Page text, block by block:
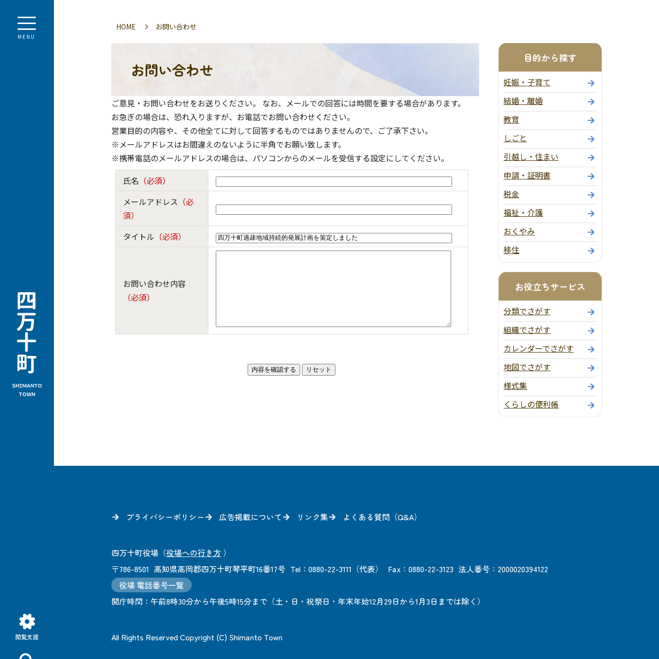
MENU
閲覧支援
HOME お問い合わせ
お問い合わせ
ご意見・お問い合わせをお送りください。 なお、メールでの回答には時間を要する場合があります。
お急ぎの場合は、恐れ入りますが、お電話でお問い合わせください。
営業目的の内容や、その他全てに対して回答するものではありませんので、ご了承下さい。
※メールアドレスはお間違えのないように半角でお願い致します。
※携帯電話のメールアドレスの場合は、パソコンからのメールを受信する設定にしてください。
氏名 （必須）
メールアドレス （必
須）
タイトル （必須）
お問い合わせ内容
（必須）
目的から探す
妊娠・子育て
結婚・離婚
教育
しごと
引越し・住まい
申請・証明書
税金
福祉・介護
おくやみ
移住
お役立ちサービス
分類でさがす
組織でさがす
カレンダーでさがす
地図でさがす
様式集
くらしの便利帳
プライバシーポリシー 広告掲載について リンク集 よくある質問（Q&A）
四万十町役場 （役場への行き方 ）
〒786-8501 高知県高岡郡四万十町琴平町16番17号 Tel：0880-22-3111（代表） Fax：0880-22-3123 法人番号：2000020394122
役場 電話番号一覧
開庁時間： 午前8時30分から午後5時15分まで （土・日・祝祭日・年末年始12月29日から1月3日までは除く）
All Rights Reserved Copyright (C) Shimanto Town